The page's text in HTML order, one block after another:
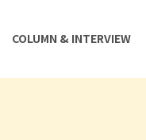
COLUMN & INTERVIEW